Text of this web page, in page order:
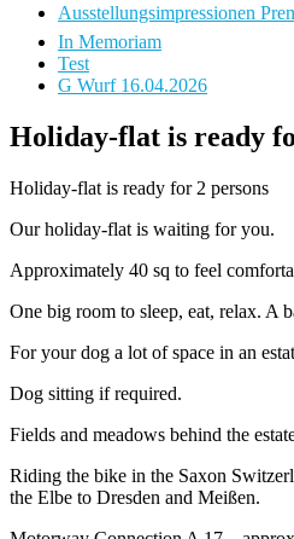
Ausstellungsimpressionen
In Memoriam
Test
G Wurf 16.04.2026
Holiday-flat is ready
Holiday-flat is ready for 2 persons
Our holiday-flat is waiting for you.
Approximately 40 sq to feel
One big room to sleep, eat, relax. A
For your dog a lot of space in an
Dog sitting if required.
Fields and meadows behind the
Riding the bike in the Saxon
the Elbe to Dresden and Meißen.